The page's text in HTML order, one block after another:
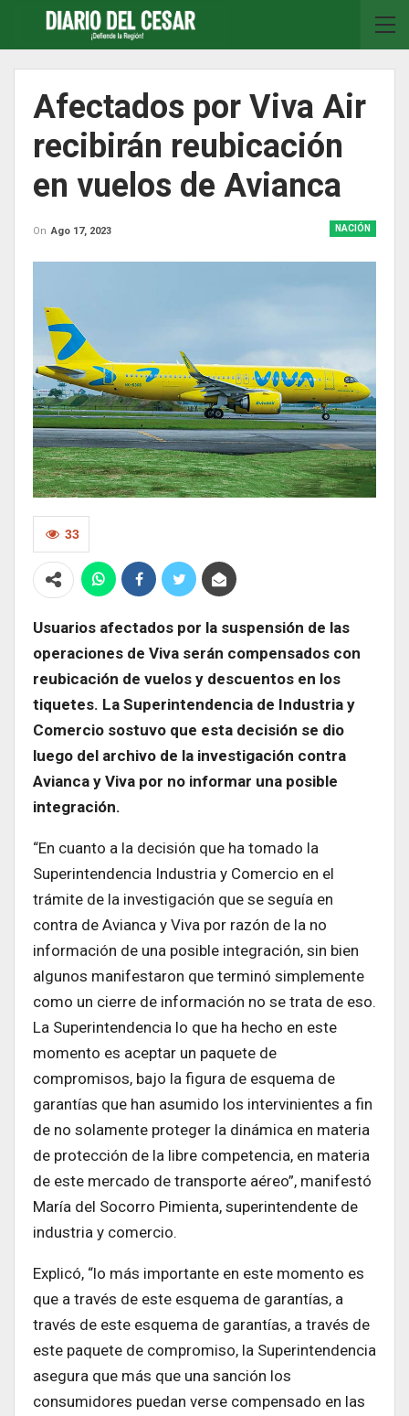
Afectados por Viva Air
recibirán reubicación
en vuelos de Avianca
NACIÓN
On Ago 17, 2023
33
Usuarios afectados por la suspensión de las
operaciones de Viva serán compensados con
reubicación de vuelos y descuentos en los
tiquetes. La Superintendencia de Industria y
Comercio sostuvo que esta decisión se dio
luego del archivo de la investigación contra
Avianca y Viva por no informar una posible
integración.
“En cuanto a la decisión que ha tomado la
Superintendencia Industria y Comercio en el
trámite de la investigación que se seguía en
contra de Avianca y Viva por razón de la no
información de una posible integración, sin bien
algunos manifestaron que terminó simplemente
como un cierre de información no se trata de eso.
La Superintendencia lo que ha hecho en este
momento es aceptar un paquete de
compromisos, bajo la figura de esquema de
garantías que han asumido los intervinientes a fin
de no solamente proteger la dinámica en materia
de protección de la libre competencia, en materia
de este mercado de transporte aéreo”, manifestó
María del Socorro Pimienta, superintendente de
industria y comercio.
Explicó, “lo más importante en este momento es
que a través de este esquema de garantías, a
través de este esquema de garantías, a través de
este paquete de compromiso, la Superintendencia
asegura que más que una sanción los
consumidores puedan verse compensado en las